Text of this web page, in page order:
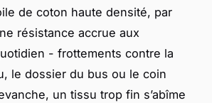
de coton haute densité, par
résistance accrue aux
- frottements contre la
le dossier du bus ou le coin
un tissu trop fin s’abîme